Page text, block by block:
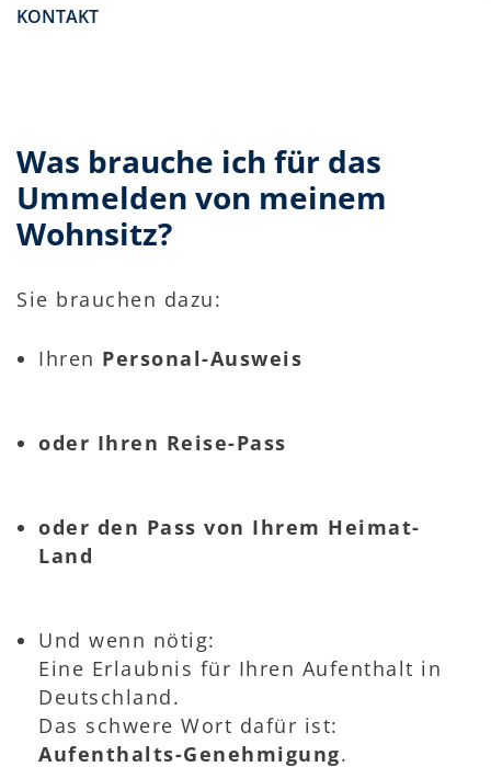
KONTAKT
Was brauche ich für das
Ummelden von meinem
Wohnsitz?
Sie brauchen dazu:
Ihren Personal-Ausweis
oder Ihren Reise-Pass
oder den Pass von Ihrem Heimat-
Land
Und wenn nötig:
Eine Erlaubnis für Ihren Aufenthalt in
Deutschland.
Das schwere Wort dafür ist:
Aufenthalts-Genehmigung.